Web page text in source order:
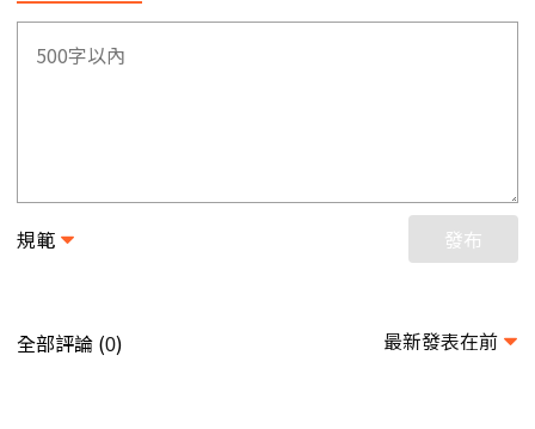
規範 發布
全部評論 (0) 最新發表在前